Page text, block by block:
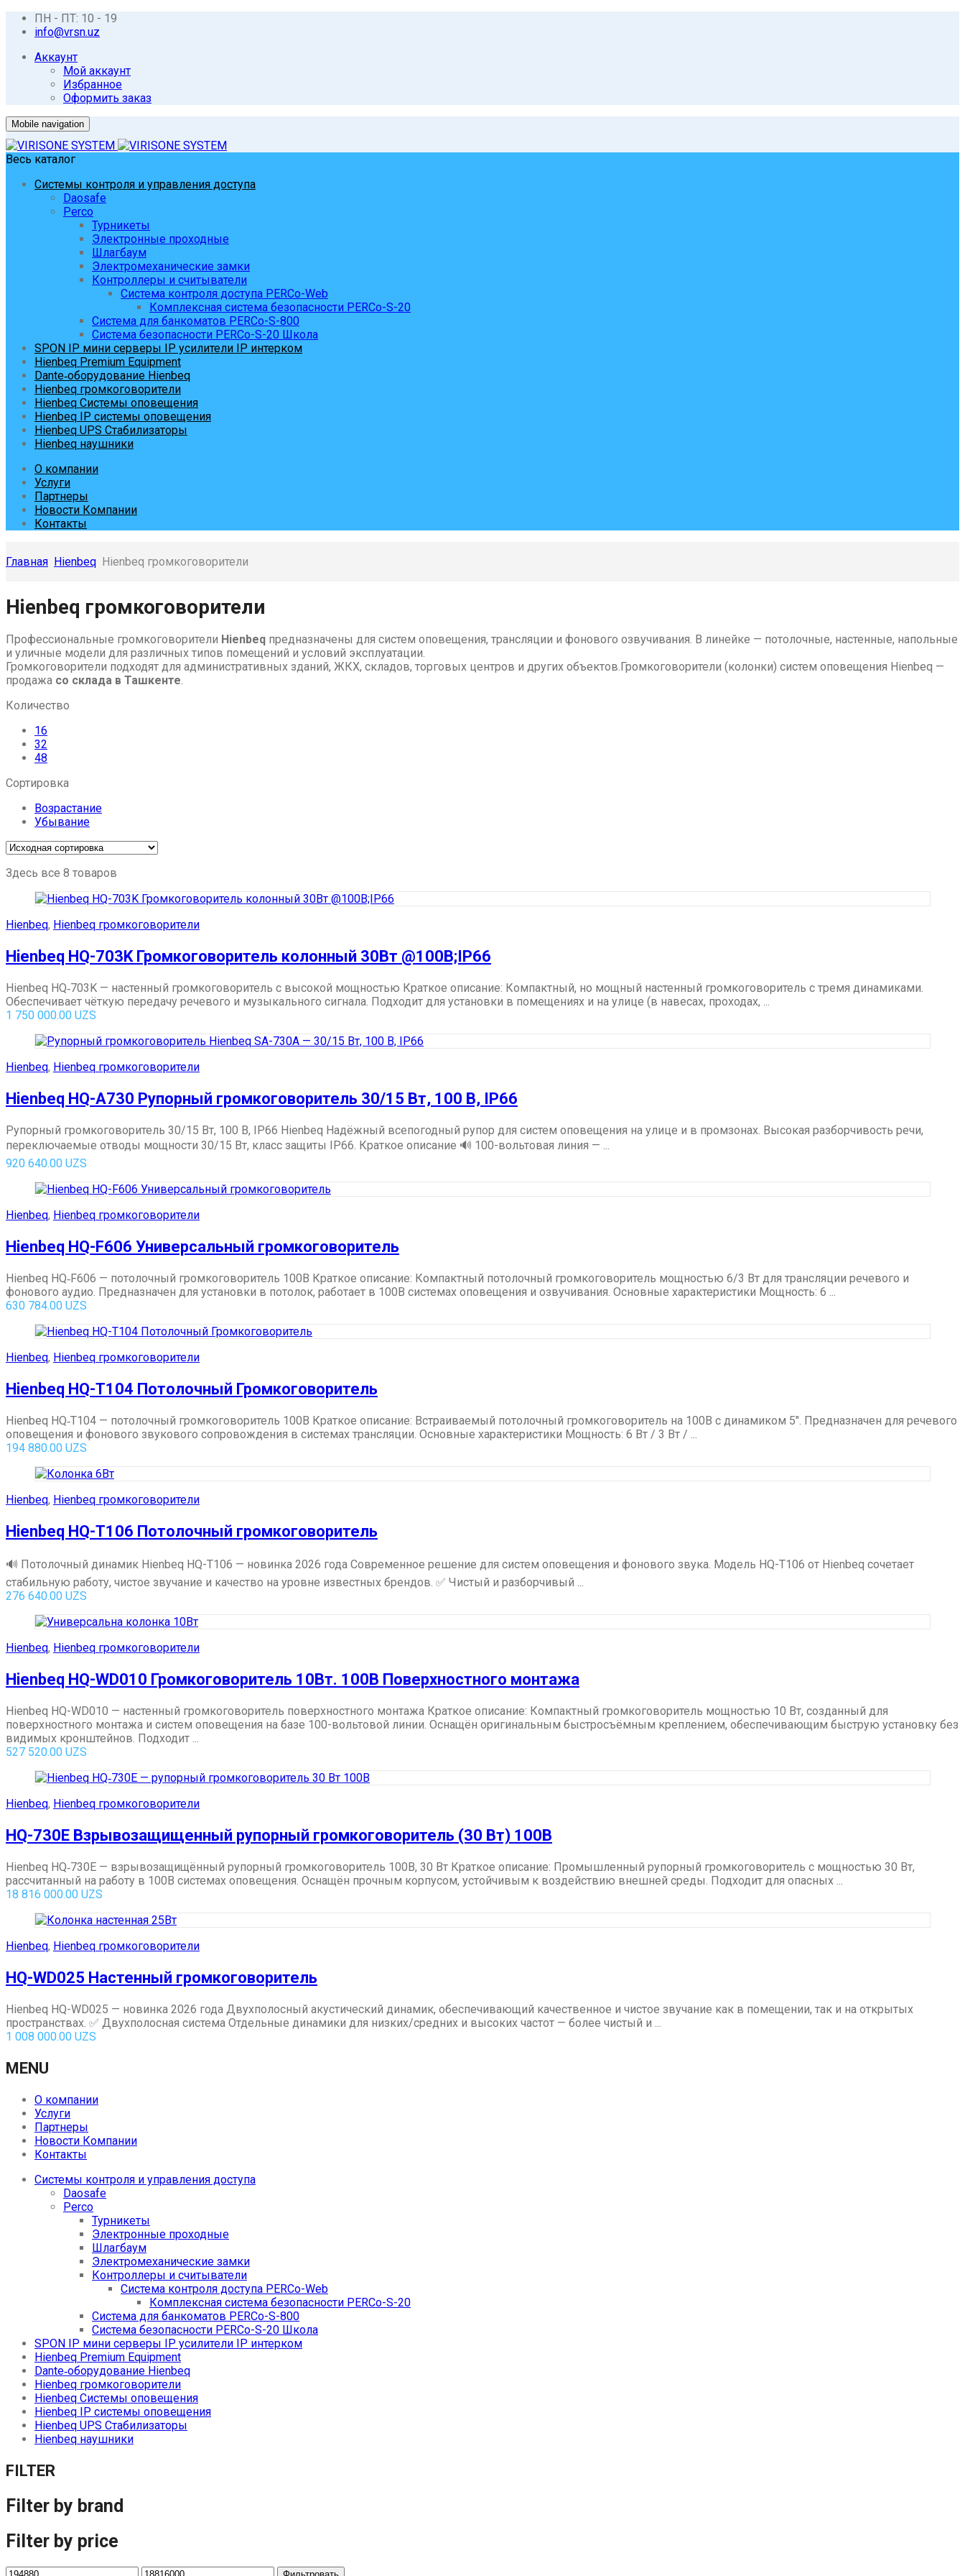
ПН - ПТ: 10 - 19
info@vrsn.uz
Аккаунт
Мой аккаунт
Избранное
Оформить заказ
Mobile navigation
Весь каталог
Системы контроля и управления доступа
Daosafe
Perco
Турникеты
Электронные проходные
Шлагбаум
Электромеханические замки
Контроллеры и считыватели
Система контроля доступа PERCo-Web
Комплексная система безопасности PERCo-S-20
Система для банкоматов PERCo-S-800
Система безопасности PERCo-S-20 Школа
SPON IP мини серверы IP усилители IP интерком
Hienbeq Premium Equipment
Dante‑оборудование Hienbeq
Hienbeq громкоговорители
Hienbeq Системы оповещения
Hienbeq IP системы оповещения
Hienbeq UPS Стабилизаторы
Hienbeq наушники
О компании
Услуги
Партнеры
Новости Компании
Контакты
Главная Hienbeq Hienbeq громкоговорители
Skip
toHienbeq громкоговорители
Профессиональные громкоговорители Hienbeq предназначены для систем оповещения, трансляции и фонового озвучивания. В линейке — потолочные, настенные, напольные
и уличные модели для различных типов помещений и условий эксплуатации.
Громкоговорители подходят для административных зданий, ЖКХ, складов, торговых центров и других объектов.Громкоговорители (колонки) систем оповещения Hienbeq —
продажа со склада в Ташкенте
Количество
16
32
48
Сортировка
Возрастание
Убывание
Здесь все 8 товаров
Hienbeq, Hienbeq громкоговорители
Hienbeq HQ-703K Громкоговоритель колонный 30Вт @100В;IP66
Hienbeq HQ‑703K — настенный громкоговоритель с высокой мощностью Краткое описание: Компактный, но мощный настенный громкоговоритель с тремя динамиками.
Обеспечивает чёткую передачу речевого и музыкального сигнала. Подходит для установки в помещениях и на улице (в навесах, проходах, ...
1 750 000.00 UZS
Hienbeq, Hienbeq громкоговорители
Hienbeq HQ-A730 Рупорный громкоговоритель 30/15 Вт, 100 В, IP66
Рупорный громкоговоритель 30/15 Вт, 100 В, IP66 Hienbeq Надёжный всепогодный рупор для систем оповещения на улице и в промзонах. Высокая разборчивость речи,
переключаемые отводы мощности 30/15 Вт, класс защиты IP66. Краткое описание 🔊 100-вольтовая линия — ...
920 640.00 UZS
Hienbeq, Hienbeq громкоговорители
Hienbeq HQ-F606 Универсальный громкоговоритель
Hienbeq HQ‑F606 — потолочный громкоговоритель 100В Краткое описание: Компактный потолочный громкоговоритель мощностью 6/3 Вт для трансляции речевого и
фонового аудио. Предназначен для установки в потолок, работает в 100В системах оповещения и озвучивания. Основные характеристики Мощность: 6 ...
630 784.00 UZS
Hienbeq, Hienbeq громкоговорители
Hienbeq HQ-T104 Потолочный Громкоговоритель
Hienbeq HQ‑T104 — потолочный громкоговоритель 100В Краткое описание: Встраиваемый потолочный громкоговоритель на 100В с динамиком 5″. Предназначен для речевого
оповещения и фонового звукового сопровождения в системах трансляции. Основные характеристики Мощность: 6 Вт / 3 Вт / ...
194 880.00 UZS
Hienbeq, Hienbeq громкоговорители
Hienbeq HQ-T106 Потолочный громкоговоритель
🔊 Потолочный динамик Hienbeq HQ-T106 — новинка 2026 года Современное решение для систем оповещения и фонового звука. Модель HQ-T106 от Hienbeq сочетает
стабильную работу, чистое звучание и качество на уровне известных брендов. ✅ Чистый и разборчивый ...
276 640.00 UZS
Hienbeq, Hienbeq громкоговорители
Hienbeq HQ-WD010 Громкоговоритель 10Вт. 100В Поверхностного монтажа
Hienbeq HQ-WD010 — настенный громкоговоритель поверхностного монтажа Краткое описание: Компактный громкоговоритель мощностью 10 Вт, созданный для
поверхностного монтажа и систем оповещения на базе 100-вольтовой линии. Оснащён оригинальным быстросъёмным креплением, обеспечивающим быструю установку без
видимых кронштейнов. Подходит ...
527 520.00 UZS
Hienbeq, Hienbeq громкоговорители
HQ-730E Взрывозащищенный рупорный громкоговоритель (30 Вт) 100В
Hienbeq HQ‑730E — взрывозащищённый рупорный громкоговоритель 100В, 30 Вт Краткое описание: Промышленный рупорный громкоговоритель с мощностью 30 Вт,
рассчитанный на работу в 100В системах оповещения. Оснащён прочным корпусом, устойчивым к воздействию внешней среды. Подходит для опасных ...
18 816 000.00 UZS
Hienbeq, Hienbeq громкоговорители
HQ-WD025 Настенный громкоговоритель
Hienbeq HQ-WD025 — новинка 2026 года Двухполосный акустический динамик, обеспечивающий качественное и чистое звучание как в помещении, так и на открытых
пространствах. ✅ Двухполосная система Отдельные динамики для низких/средних и высоких частот — более чистый и ...
1 008 000.00 UZS
MENU
О компании
Услуги
Партнеры
Новости Компании
Контакты
Системы контроля и управления доступа
Daosafe
Perco
Турникеты
Электронные проходные
Шлагбаум
Электромеханические замки
Контроллеры и считыватели
Система контроля доступа PERCo-Web
Комплексная система безопасности PERCo-S-20
Система для банкоматов PERCo-S-800
Система безопасности PERCo-S-20 Школа
SPON IP мини серверы IP усилители IP интерком
Hienbeq Premium Equipment
Dante‑оборудование Hienbeq
Hienbeq громкоговорители
Hienbeq Системы оповещения
Hienbeq IP системы оповещения
Hienbeq UPS Стабилизаторы
Hienbeq наушники
FILTER
Filter by brand
Filter by price